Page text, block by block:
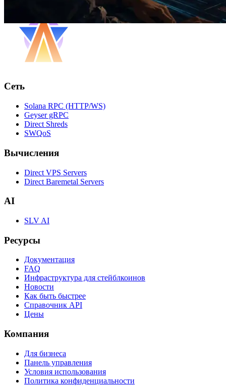
Сеть
Solana RPC (HTTP/WS)
Geyser gRPC
Direct Shreds
SWQoS
Вычисления
Direct VPS Servers
Direct Baremetal Servers
AI
SLV AI
Ресурсы
Документация
FAQ
Инфраструктура для стейблкоинов
Новости
Как быть быстрее
Справочник API
Цены
Компания
Для бизнеса
Панель управления
Условия использования
Политика конфиденциальности